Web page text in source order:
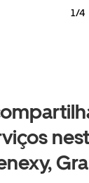
1/4